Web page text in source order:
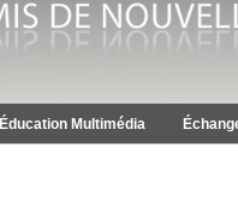
Éducation Multimédia